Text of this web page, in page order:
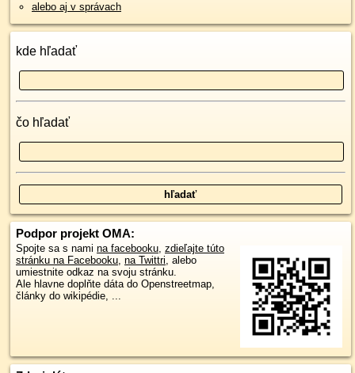
alebo aj v správach
kde hľadať
čo hľadať
Podpor projekt OMA:
Spojte sa s nami na facebooku, zdieľajte túto
stránku na Facebooku, na Twittri, alebo
umiestnite odkaz na svoju stránku.
Ale hlavne doplňte dáta do Openstreetmap,
články do wikipédie, ...